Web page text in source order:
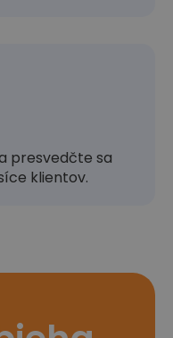
presvedčte sa
klientov.